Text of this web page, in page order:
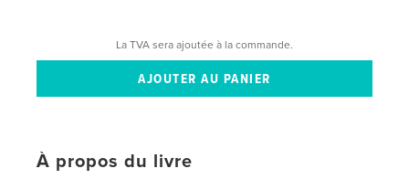
La TVA sera ajoutée à la commande.
À propos du livre